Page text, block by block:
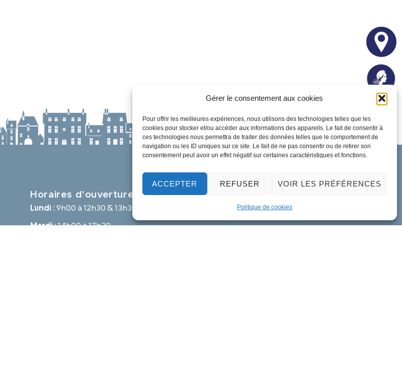
Gérer le consentement aux cookies
Pour offrir les meilleures expériences, nous utilisons des technologies telles que les
cookies pour stocker et/ou accéder aux informations des appareils. Le fait de consentir à
ces technologies nous permettra de traiter des données telles que le comportement de
navigation ou les ID uniques sur ce site. Le fait de ne pas consentir ou de retirer son
consentement peut avoir un effet négatif sur certaines caractéristiques et fonctions.
ACCEPTER REFUSER VOIR LES PRÉFÉRENCES
Politique de cookies
Horaires d'ouverture
Lundi :9h00 à 12h30 & 13h30 à 18h00
Mardi :14h00 à 17h30